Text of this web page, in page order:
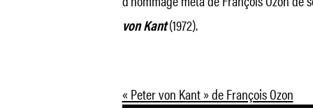
von Kant(1972).
« Peter von Kant » de François Ozon